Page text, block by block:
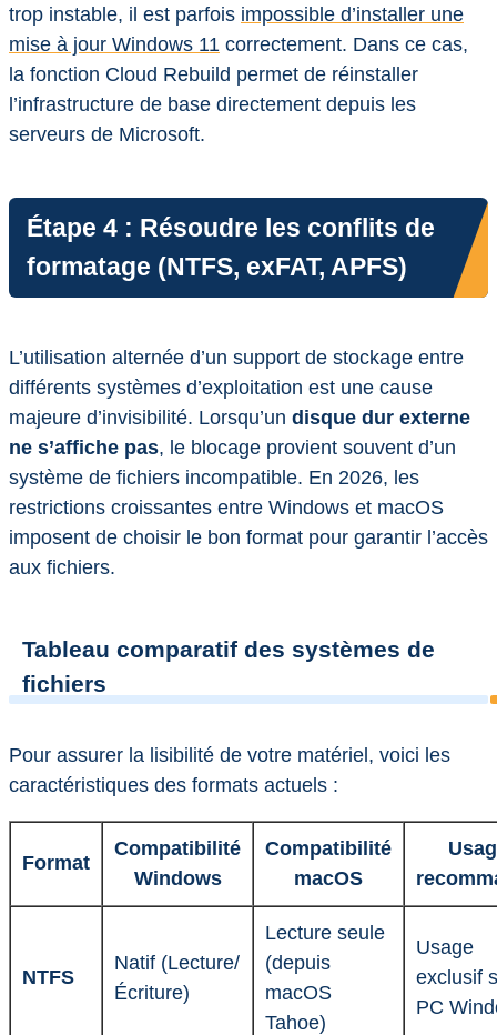
trop instable, il est parfois impossible d’installer une
mise à jour Windows 11 correctement. Dans ce cas,
la fonction Cloud Rebuild permet de réinstaller
l’infrastructure de base directement depuis les
serveurs de Microsoft.
Étape 4 : Résoudre les conflits de
formatage (NTFS, exFAT, APFS)
L’utilisation alternée d’un support de stockage entre
différents systèmes d’exploitation est une cause
majeure d’invisibilité. Lorsqu’un disque dur externe
ne s’affiche pas, le blocage provient souvent d’un
système de fichiers incompatible. En 2026, les
restrictions croissantes entre Windows et macOS
imposent de choisir le bon format pour garantir l’accès
aux fichiers.
Tableau comparatif des systèmes de
fichiers
Pour assurer la lisibilité de votre matériel, voici les
caractéristiques des formats actuels :
Format
Compatibilité
Windows
Compatibilité
macOS
NTFS
Natif (Lecture/
Écriture)
Lecture seule
(depuis
macOS
Tahoe)
Usage
exclusif
PC